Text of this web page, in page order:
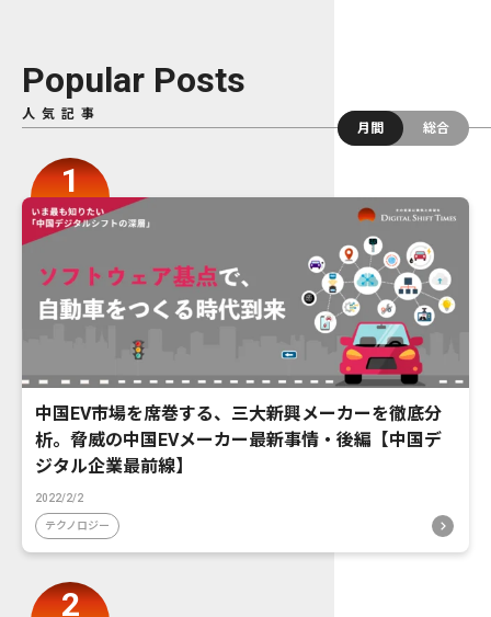
Popular Posts
人気記事
月間
総合
中国EV市場を席巻する、三大新興メーカーを徹底分
析。脅威の中国EVメーカー最新事情・後編【中国デ
ジタル企業最前線】
2022/2/2
テクノロジー